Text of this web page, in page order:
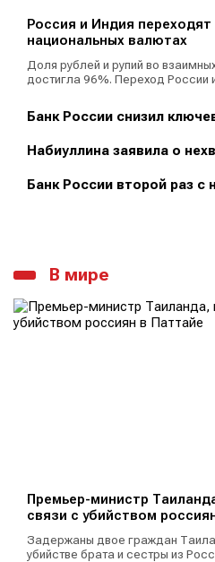
Россия и Индия
национальных валютах
Доля рублей и рупий во
достигла 96%. Переход России
Банк России снизил
Набиуллина заявила о
Банк России второй раз с
В мире
Премьер-министр
связи с убийством
Задержаны двое граждан
убийстве брата и сестры из